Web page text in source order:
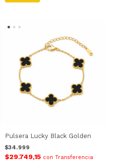
Pulsera Lucky Black Golden
$34.999
$29.749,15 con Transferencia